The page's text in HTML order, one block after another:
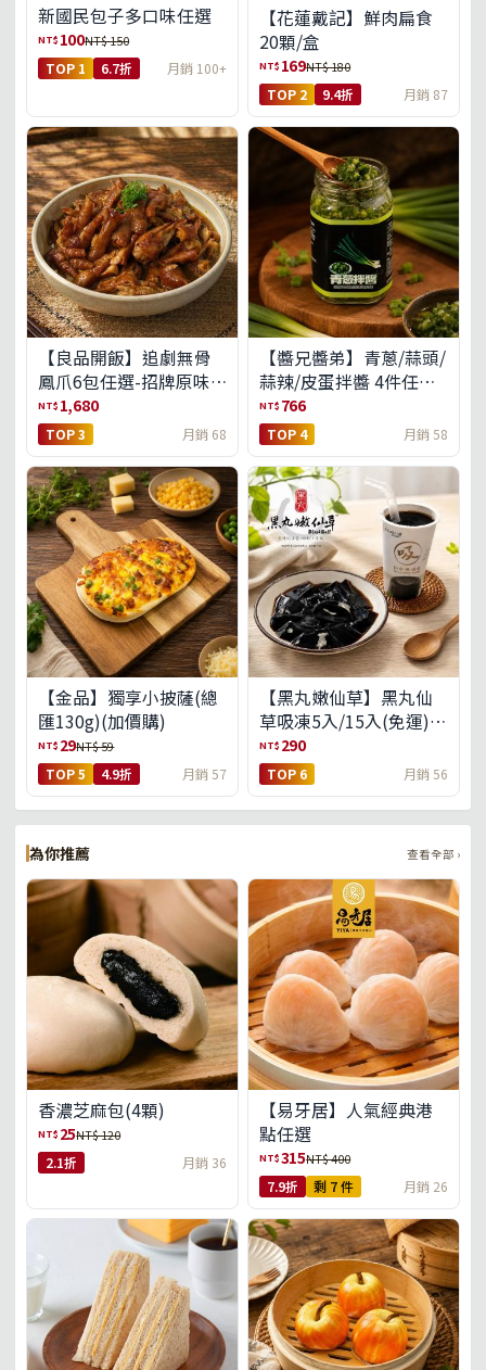
新國民包子多口味任選
NT$ 100NT$ 150
TOP 1 6.7折 月銷 100+
【花蓮戴記】鮮肉扁食
20顆/盒
NT$ 169NT$ 180
TOP 2 9.4折 月銷 87
【良品開飯】追劇無骨
鳳爪6包任選-招牌原味/
濃濃蒜香/過癮麻辣(免運
組)
NT$ 1,680
TOP 3 月銷 68
【醬兄醬弟】青蔥/蒜頭/
蒜辣/皮蛋拌醬 4件任選
(免運組)
NT$ 766
TOP 4 月銷 58
【金品】獨享小披薩(總
匯130g)(加價購)
NT$ 29NT$ 59
TOP 5 4.9折 月銷 57
【黑丸嫩仙草】黑丸仙
草吸凍5入/15入(免運)
(預購中8/14出貨)
NT$ 290
TOP 6 月銷 56
為你推薦 查看全部 ›
香濃芝麻包(4顆)
NT$ 25NT$ 120
2.1折 月銷 36
【易牙居】人氣經典港
點任選
NT$315NT$ 400
7.9折 剩 7 件 月銷 26